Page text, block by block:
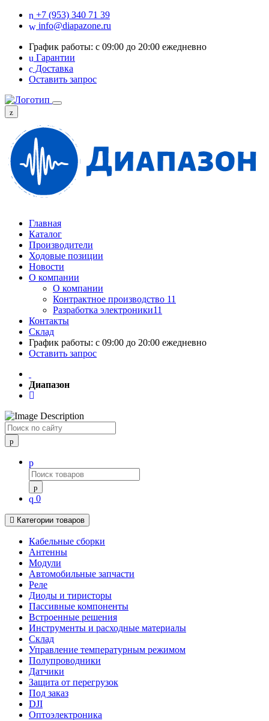
+7 (953) 340 71 39
info@diapazone.ru
График работы: с 09:00 до 20:00 ежедневно
Гарантии
Доставка
Оставить запрос
Главная
Каталог
Производители
Ходовые позиции
Новости
О компании
О компании
Контрактное производство 11
Разработка электроники11
Контакты
Склад
График работы: с 09:00 до 20:00 ежедневно
Оставить запрос
Диапазон
Поиск
0
Категории товаров
Кабельные сборки
Антенны
Модули
Автомобильные запчасти
Реле
Диоды и тиристоры
Пассивные компоненты
Встроенные решения
Инструменты и расходные материалы
Склад
Управление температурным режимом
Полупроводники
Датчики
Защита от перегрузок
Под заказ
DJI
Оптоэлектроника